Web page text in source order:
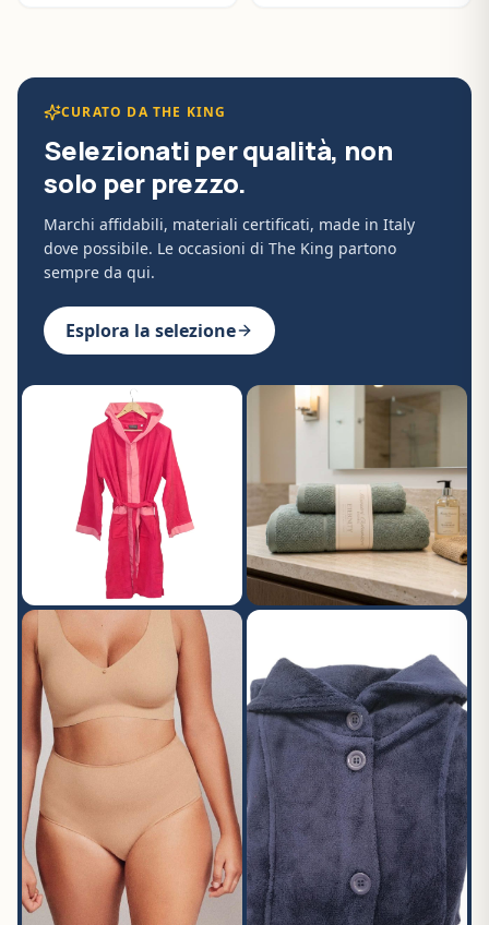
CURATO DA THE KING
Selezionati per qualità, non
solo per prezzo.
Marchi affidabili, materiali certificati, made in Italy
dove possibile. Le occasioni di The King partono
sempre da qui.
Esplora la selezione